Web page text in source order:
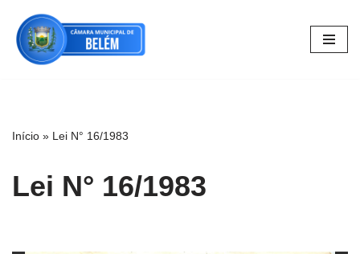
Pular
para
Início » Lei N° 16/1983
Lei N° 16/1983